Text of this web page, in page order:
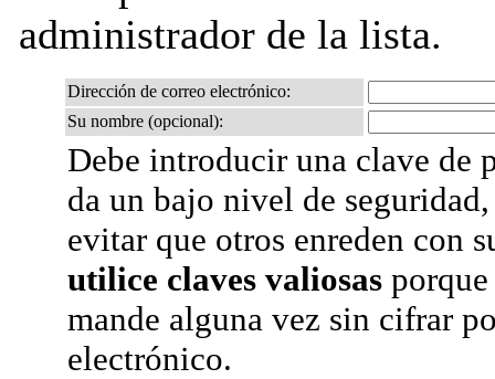
administrador de la lista.
Dirección de correo electrónico:
Su nombre (opcional):
Debe introducir una clave de
da un bajo nivel de
evitar que otros enreden con
utilice claves valiosas
mande alguna vez sin cifrar
electrónico.